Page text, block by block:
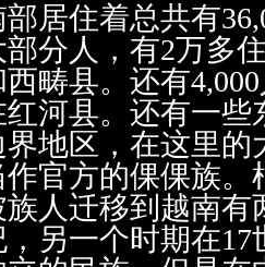
居住着总共有
分人，有2万多
畴县。还有
红河县。还有一
地区，在这里的
作官方的倮倮族
人迁移到越南
，另一个时期在